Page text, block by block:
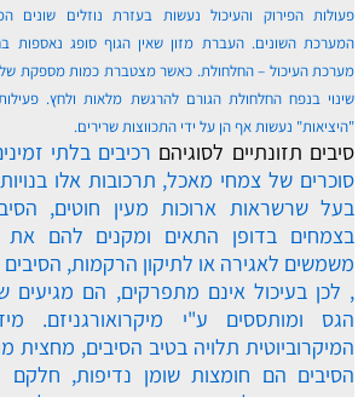
פעולות הפירוק והעיכול נעשות בעזרת נוזלים שונים
המערכת השונים. העברת מזון שאין הגוף סופג נאספות
מערכת העיכול – החלחולת. כאשר מצטברת כמות מספקת של
שינוי בנפח החלחולת הגורם להרגשת מלאות ולחץ.
"היציאות" נעשות אף הן על ידי התכווצות שרירים.
סיבים תזונתיים לסוגיהם רכיבים בלתי
סוכרים של צמחי מאכל, תרכובות אלו
בעל שרשראות ארוכות מעין חוטים,
בצמחים בדופן התאים ומקנים להם את
משמשים לאגירה או לתיקון הרקמות, הסיבים
, לכן בעיכול אינם מתפרקים, הם מגיעים
הגס ומותססים ע"י מיקרואורגניזם.
המיקרוביוטית תלויה בטיב הסיבים, מחצית
הסיבים הם חומצות שומן נדיפות, חלקם